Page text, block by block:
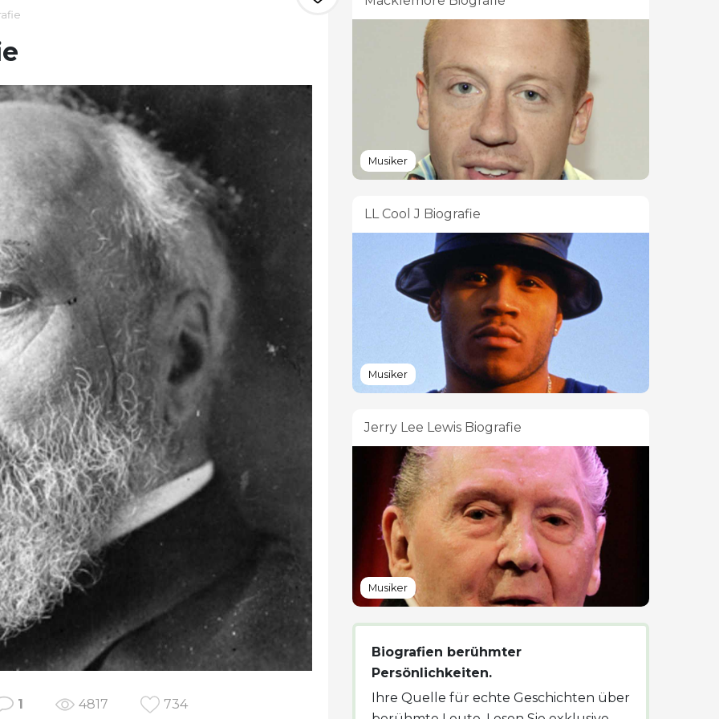
1 4817 734
Musiker
LL Cool J Biografie
Musiker
Jerry Lee Lewis Biografie
Musiker
Biografien berühmter
Persönlichkeiten.
Ihre Quelle für echte Geschichten über